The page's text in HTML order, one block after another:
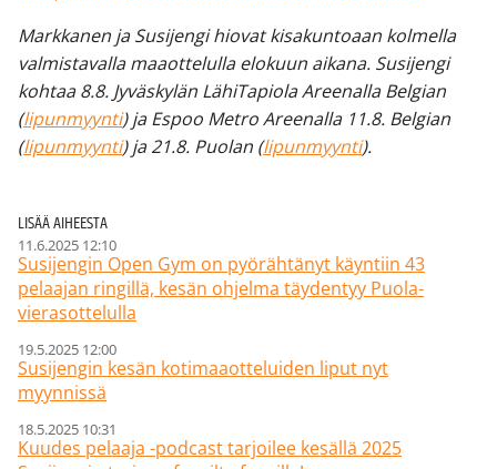
Markkanen ja Susijengi hiovat kisakuntoaan kolmella
valmistavalla maaottelulla elokuun aikana. Susijengi
kohtaa 8.8. Jyväskylän LähiTapiola Areenalla Belgian
(lipunmyynti) ja Espoo Metro Areenalla 11.8. Belgian
(lipunmyynti) ja 21.8. Puolan (lipunmyynti).
LISÄÄ AIHEESTA
11.6.2025 12:10
Susijengin Open Gym on pyörähtänyt käyntiin 43
pelaajan ringillä, kesän ohjelma täydentyy Puola-
vierasottelulla
19.5.2025 12:00
Susijengin kesän kotimaaotteluiden liput nyt
myynnissä
18.5.2025 10:31
Kuudes pelaaja -podcast tarjoilee kesällä 2025